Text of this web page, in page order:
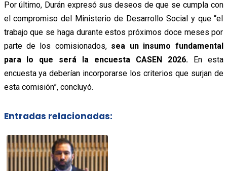
Por último, Durán expresó sus deseos de que se cumpla con
el compromiso del Ministerio de Desarrollo Social y que “el
trabajo que se haga durante estos próximos doce meses por
parte de los comisionados,sea un insumo fundamental
para lo que será la encuesta CASEN 2026. En esta
encuesta ya deberían incorporarse los criterios que surjan de
esta comisión”, concluyó.
Entradas relacionadas: